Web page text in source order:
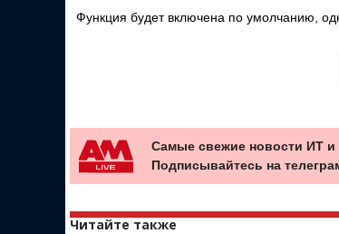
Функция будет включена по умолчанию,
Самые свежие новости ИТ и
Подписывайтесь на
Читайте также